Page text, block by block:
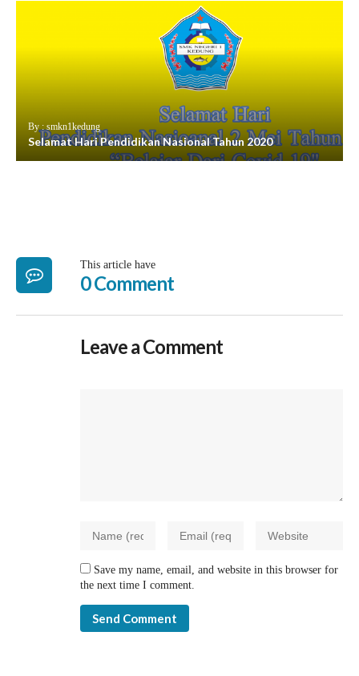
By : smkn1kedung
Selamat Hari Pendidikan Nasional Tahun 2020
This article have
0 Comment
Leave a Comment
Save my name, email, and website in this browser for
the next time I comment.